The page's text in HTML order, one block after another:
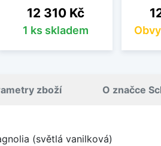
Cena
12 310 Kč
1 ks skladem
zboží O značce
(světlá vanilková)